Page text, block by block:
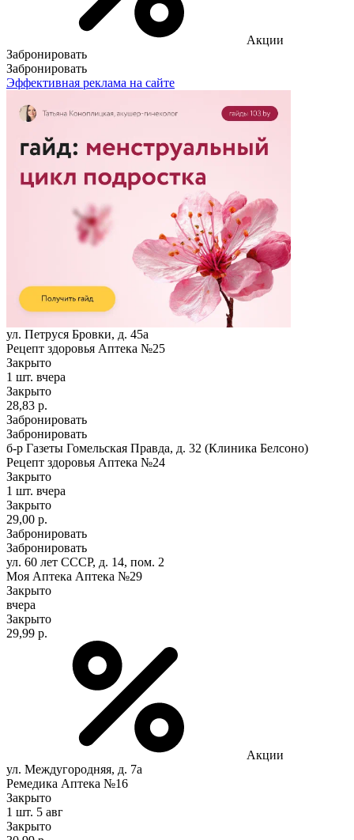
Акции
Забронировать
Забронировать
Эффективная реклама на сайте
ул. Петруся Бровки, д. 45а
Рецепт здоровья Аптека №25
Закрыто
1 шт. вчера
Закрыто
28,83 р.
Забронировать
Забронировать
б-р Газеты Гомельская Правда, д. 32 (Клиника Белсоно)
Рецепт здоровья Аптека №24
Закрыто
1 шт. вчера
Закрыто
29,00 р.
Забронировать
Забронировать
ул. 60 лет СССР, д. 14, пом. 2
Моя Аптека Аптека №29
Закрыто
вчера
Закрыто
29,99 р.
Акции
ул. Междугородняя, д. 7а
Ремедика Аптека №16
Закрыто
1 шт. 5 авг
Закрыто